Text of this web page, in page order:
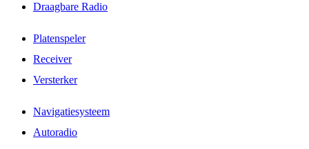
Draagbare Radio
Platenspeler
Receiver
Versterker
Navigatiesysteem
Autoradio